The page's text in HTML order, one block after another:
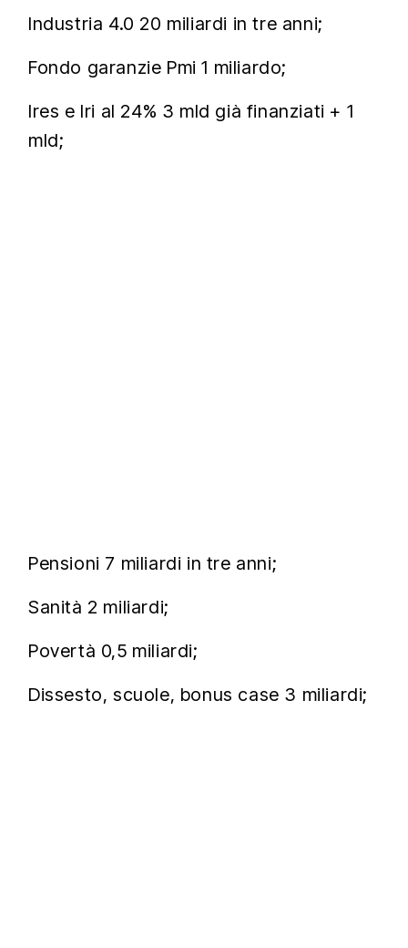
Industria 4.0 20 miliardi in tre anni;
Fondo garanzie Pmi 1 miliardo;
Ires e Iri al 24% 3 mld già finanziati + 1
mld;
Pensioni 7 miliardi in tre anni;
Sanità 2 miliardi;
Povertà 0,5 miliardi;
Dissesto, scuole, bonus case 3 miliardi;